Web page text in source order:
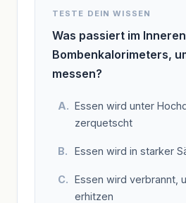
TESTE DEIN WISSEN
Was passiert im
Bombenkalorimeters,
messen?
Essen wird unter
zerquetscht
Essen wird in starker
Essen wird verbrannt,
erhitzen